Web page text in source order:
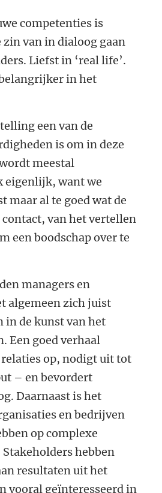
competenties is
van in dialoog gaan
Liefst in ‘real life’.
in het
een van de
is om in deze
meestal
eigenlijk, want we
maar al te goed wat de
van het vertellen
een boodschap over te
managers en
algemeen zich juist
in de kunst van het
Een goed verhaal
op, nodigt uit tot
– en bevordert
Daarnaast is het
en bedrijven
op complexe
hebben
resultaten uit het
vooral geïnteresseerd in